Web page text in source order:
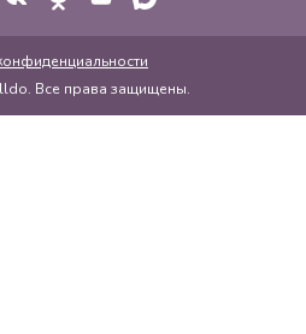
Все права защищены.